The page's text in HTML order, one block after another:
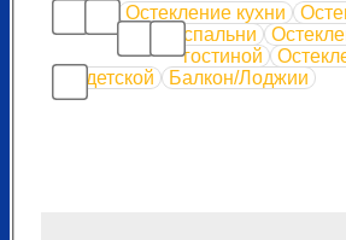
Остекление кухни
спальни
гостиной
детской
Балкон/Лоджии